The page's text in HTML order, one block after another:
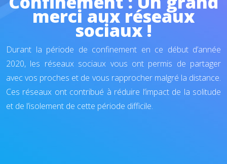
merci aux réseaux
sociaux !
Durant la période de confinement en ce début d’année
2020, les réseaux sociaux vous ont permis de partager
avec vos proches et de vous rapprocher malgré la distance.
Ces réseaux ont contribué à réduire l’impact de la solitude
et de l’isolement de cette période difficile.